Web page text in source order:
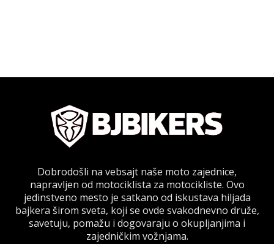
Dobrodošli na vebsajt naše moto zajednice,
napravljen od motociklista za motocikliste. Ovo
jedinstveno mesto je satkano od iskustava hiljada
bajkera širom sveta, koji se ovde svakodnevno druže,
savetuju, pomažu i dogovaraju o okupljanjima i
zajedničkim vožnjama.